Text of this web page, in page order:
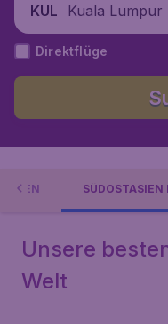
KUL
Kuala Lumpur
r), Malaysia
Direktflüge
SÜDOSTASIEN
Unsere
Welt